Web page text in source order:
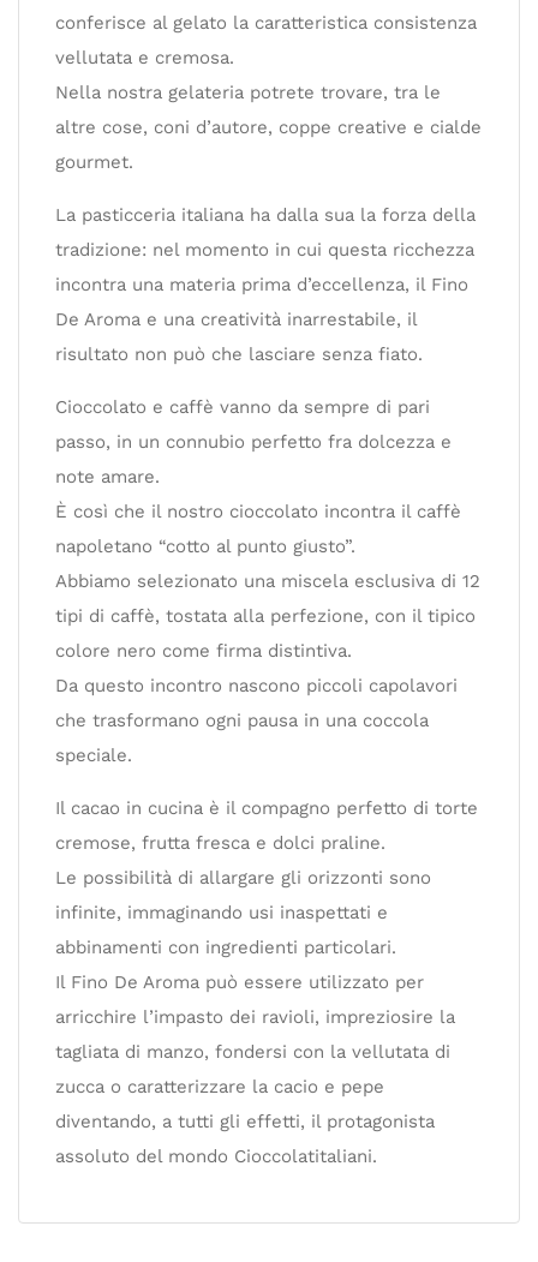
conferisce al gelato la caratteristica consistenza
vellutata e cremosa.
Nella nostra gelateria potrete trovare, tra le
altre cose, coni d’autore, coppe creative e cialde
gourmet.
La pasticceria italiana ha dalla sua la forza della
tradizione: nel momento in cui questa ricchezza
incontra una materia prima d’eccellenza, il Fino
De Aroma e una creatività inarrestabile, il
risultato non può che lasciare senza fiato.
Cioccolato e caffè vanno da sempre di pari
passo, in un connubio perfetto fra dolcezza e
note amare.
È così che il nostro cioccolato incontra il caffè
napoletano “cotto al punto giusto”.
Abbiamo selezionato una miscela esclusiva di 12
tipi di caffè, tostata alla perfezione, con il tipico
colore nero come firma distintiva.
Da questo incontro nascono piccoli capolavori
che trasformano ogni pausa in una coccola
speciale.
Il cacao in cucina è il compagno perfetto di torte
cremose, frutta fresca e dolci praline.
Le possibilità di allargare gli orizzonti sono
infinite, immaginando usi inaspettati e
abbinamenti con ingredienti particolari.
Il Fino De Aroma può essere utilizzato per
arricchire l’impasto dei ravioli, impreziosire la
tagliata di manzo, fondersi con la vellutata di
zucca o caratterizzare la cacio e pepe
diventando, a tutti gli effetti, il protagonista
assoluto del mondo Cioccolatitaliani.